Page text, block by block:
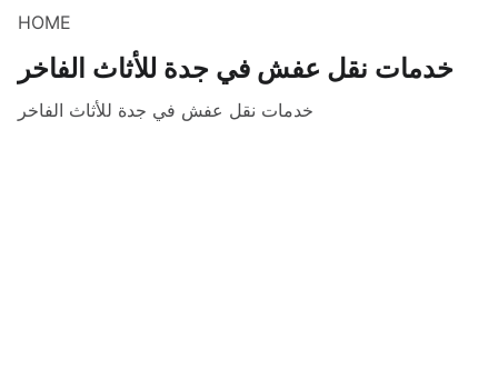
HOME
خدمات نقل عفش في جدة للأثاث الفاخر
خدمات نقل عفش في جدة للأثاث الفاخر